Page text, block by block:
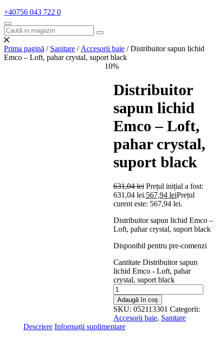
+40756 043 722 0
Prima pagină / Sanitare / Accesorii baie / Distribuitor sapun lichid
Emco – Loft, pahar crystal, suport black
10%
Distribuitor
sapun lichid
Emco – Loft,
pahar crystal,
suport black
631,04lei Prețul inițial a fost:
631,04 lei.567,94 leiPrețul
curent este: 567,94 lei.
Distribuitor sapun lichid Emco –
Loft, pahar crystal, suport black
Disponibil pentru pre-comenzi
Cantitate Distribuitor sapun
lichid Emco - Loft, pahar
crystal, suport black
Adaugă în coș
SKU: 052113301 Categorii:
Accesorii baie, Sanitare
Descriere Informații suplimentare